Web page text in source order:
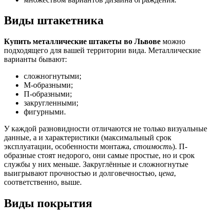
Виды штакетника
Купить металлические штакеты во Львове можно
подходящего для вашей территории вида. Металлические
варианты бывают:
сложногнутыми;
М-образными;
П-образными;
закругленными;
фигурными.
У каждой разновидности отличаются не только визуальные
данные, а и характеристики (максимальный срок
эксплуатации, особенности монтажа, стоимость). П-
образные стоят недорого, они самые простые, но и срок
службы у них меньше. Закруглённые и сложногнутые
выигрывают прочностью и долговечностью, цена,
соответственно, выше.
Виды покрытия